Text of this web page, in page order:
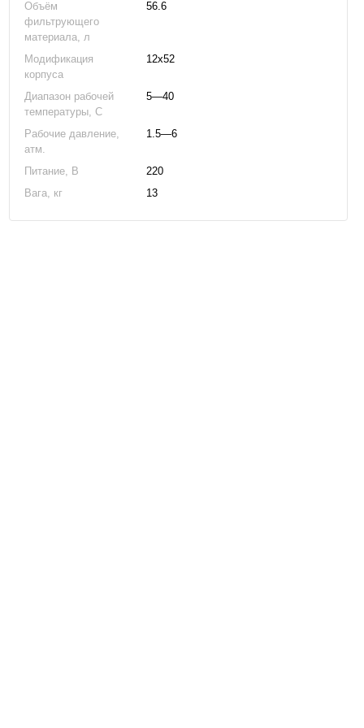
Объём
фильтрующего
материала, л
56.6
Модификация
корпуса
12x52
Диапазон рабочей
температуры, C
5—40
Рабочие давление,
атм.
1.5—6
Питание, В
220
Вага, кг
13